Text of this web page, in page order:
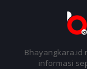
Bhayangkara.id
informasi